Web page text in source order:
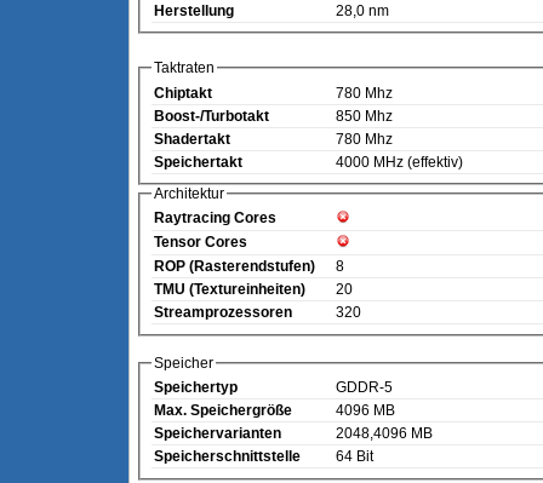
Herstellung
28,0 nm
Taktraten
Chiptakt
780 Mhz
Boost-/Turbotakt
850 Mhz
Shadertakt
780 Mhz
Speichertakt
4000 MHz (effektiv)
Architektur
Raytracing Cores
Tensor Cores
ROP (Rasterendstufen)
8
TMU (Textureinheiten)
20
Streamprozessoren
320
Speicher
Speichertyp
GDDR-5
Max. Speichergröße
4096 MB
Speichervarianten
2048,4096 MB
Speicherschnittstelle
64 Bit